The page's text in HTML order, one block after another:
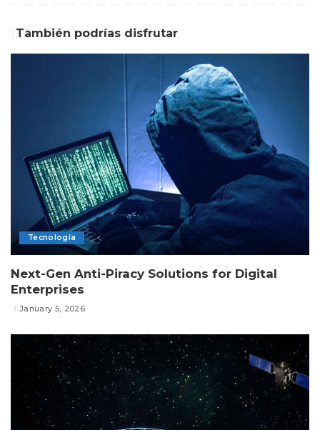
También podrías disfrutar
Tecnología
Next-Gen Anti-Piracy Solutions for Digital
Enterprises
January 5, 2026